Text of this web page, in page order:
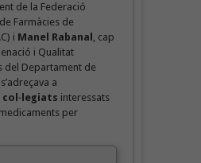
de la Federació
Farmàcies de
i Manel Rabanal , cap
i Qualitat
del Departament de
a
interessats
per